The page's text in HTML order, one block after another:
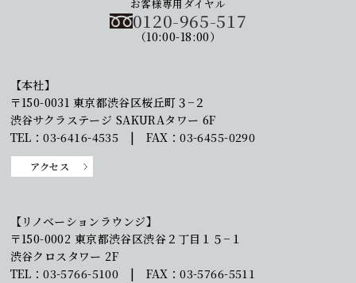
お客様専用ダイヤル
0120-965-517
（10:00-18:00）
【本社】
〒150-0031 東京都渋谷区桜丘町３−２
渋谷サクラステージ SAKURAタワー 6F
TEL：03-6416-4535 | FAX：03-6455-0290
アクセス
【リノベーションラウンジ】
〒150-0002 東京都渋谷区渋谷２丁目１５−１
渋谷クロスタワー 2F
TEL：03-5766-5100 | FAX：03-5766-5511